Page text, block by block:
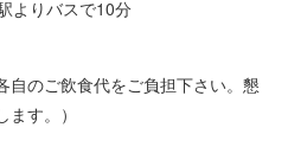
よりバスで10分
のご飲食代をご負担下さい。懇
す。）